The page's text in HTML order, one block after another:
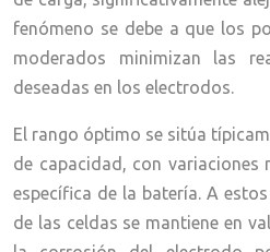
fenómeno se debe a que los
moderados minimizan las
deseadas en los electrodos.
El rango óptimo se sitúa
de capacidad, con variaciones
específica de la batería. A
de las celdas se mantiene en